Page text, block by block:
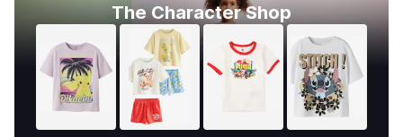
The Character Shop